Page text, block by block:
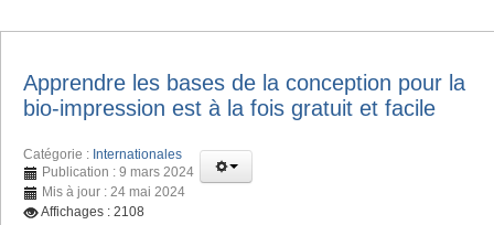
Apprendre les bases de la conception pour la
bio-impression est à la fois gratuit et facile
Catégorie : Internationales
Publication : 9 mars 2024
Mis à jour : 24 mai 2024
Affichages : 2108